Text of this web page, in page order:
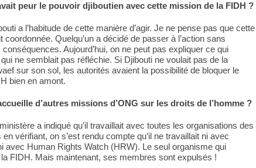
peur le pouvoir djiboutien avec cette mission de la FIDH ?
a l’habitude de cette manière d’agir. Je ne pense pas que cette
Quelqu’un a décidé de passer à l’action sans
Aujourd’hui, on ne peut pas expliquer ce qui
ne semblait pas réfléchie. Si Djibouti ne voulait pas de la
sur son sol, les autorités avaient la possibilité de bloquer le
bien en amont.
d’autres missions d’ONG sur les droits de l’homme ?
a indiqué qu’il travaillait avec toutes les organisations des
vérifiant, on s’est rendu compte qu’il ne travaillait ni avec
avec Human Rights Watch (HRW). Le seul organisme qui
FIDH. Mais maintenant, ses membres sont expulsés !